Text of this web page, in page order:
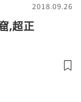
2018.09.26
,超正